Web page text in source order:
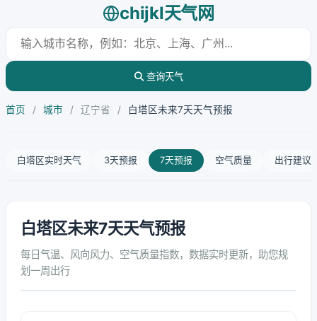
chijkl天气网
查询天气
首页 / 城市 / 辽宁省 / 白塔区未来7天天气预报
白塔区实时天气 3天预报 7天预报 空气质量 出行建议
白塔区未来7天天气预报
每日气温、风向风力、空气质量指数，数据实时更新，助您规
划一周出行